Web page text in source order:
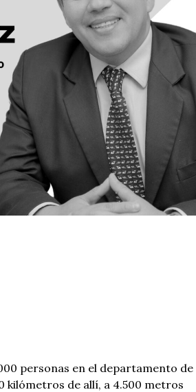
personas en el departamento de
kilómetros de allí, a 4.500 metros